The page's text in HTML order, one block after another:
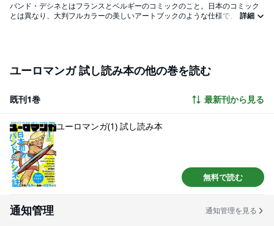
バンド・デシネとはフランスとベルギーのコミックのこと。日本のコミック
とは異なり、大判フルカラーの美しいアートブックのような仕様で、子供か
誌『ユーロマンガ』を創刊し、バンド・デシネの人気シリーズを毎号10作品
以上お届けします！ バンド・デシネを初めて読む方にも、既にバンド・デシ
やかな色彩のデジタルコミック誌「ユーロマンガ」を見逃しなく！
詳細
ユーロマンガ 試し読み本の他の巻を読む
既刊1巻 最新刊から見る
ユーロマンガ(1) 試し読み本
無料で読む
通知管理 通知管理を見る